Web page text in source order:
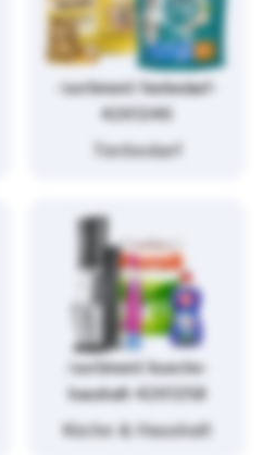
/sortiment/tierbedarf-
4261246
Tierbedarf
/sortiment/kueche-
haushalt-4261258
Küche & Haushalt